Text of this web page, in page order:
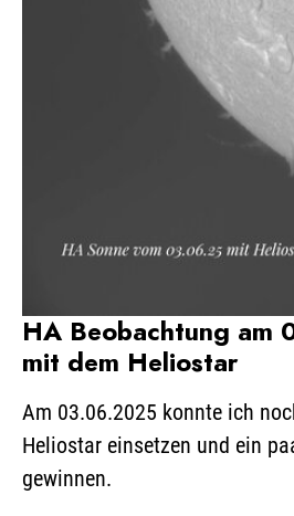
HA Beobachtung am
mit dem Heliostar
Am 03.06.2025 konnte ich
Heliostar einsetzen und ein
gewinnen.